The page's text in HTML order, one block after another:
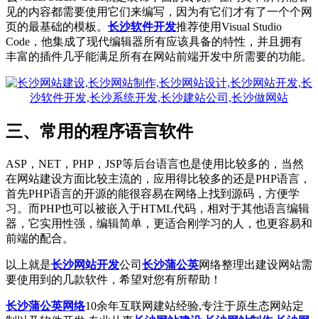
见的内容都需要使用它们来编写，因为有它们才有了一个个网
页的最基础的模板。 长沙软件开发推荐使用Visual Studio
Code，他集成了现代编辑器所有应该具备的特性，并且拥有
丰富的插件几乎能满足所有在网站前端开发中所需要的功能。
三、常用的程序语言软件
ASP，NET，PHP，JSP等后台语言也是使用比较多的，当然
在网站建设方面比较主流的，应用得比较多的还是PHP语言，
首先PHP语言的开源的能很容易在网络上找到源码，方便学
习。而PHP也可以被嵌入于HTML代码，相对于其他语言编辑
器，它实用性强，编辑简单，更适合刚学习的人，也更容易和
前端的配合。
以上就是长沙网站开发公司 长沙蒲公英网络整理出建设网站需
要使用到的几款软件，希望对您有所帮助！
长沙蒲公英网络10余年互联网建站经验,专注于原生态网站定